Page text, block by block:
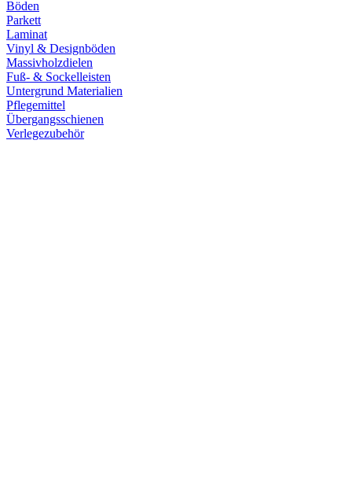
Böden
Parkett
Laminat
Vinyl & Designböden
Massivholzdielen
Fuß- & Sockelleisten
Untergrund Materialien
Pflegemittel
Übergangsschienen
Verlegezubehör